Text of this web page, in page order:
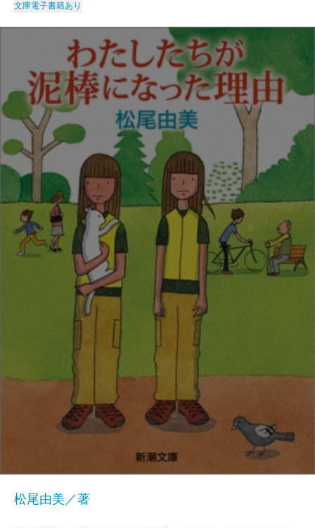
文庫電子書籍あり
松尾由美／著